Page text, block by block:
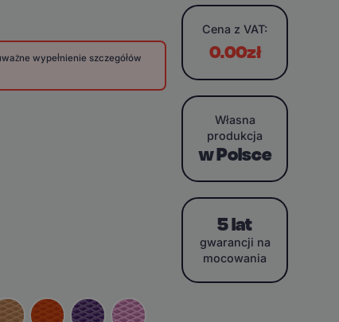
wypełnienie szczegółów
Cena z VAT:
0.00zł
Własna
produkcja
w Polsce
5 lat
gwarancji na
mocowania